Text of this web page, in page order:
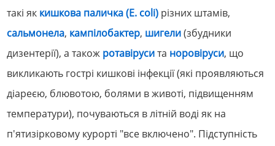
такі як кишкова паличка (E. coli) різних штамів,
сальмонела, кампілобактер, шигели(збудники
дизентерії), а також ротавірусита норовіруси, що
викликають гострі кишкові інфекції (які проявляються
діареєю, блювотою, болями в животі, підвищенням
температури), почуваються в літній воді як на
п'ятизірковому курорті "все включено". Підступність